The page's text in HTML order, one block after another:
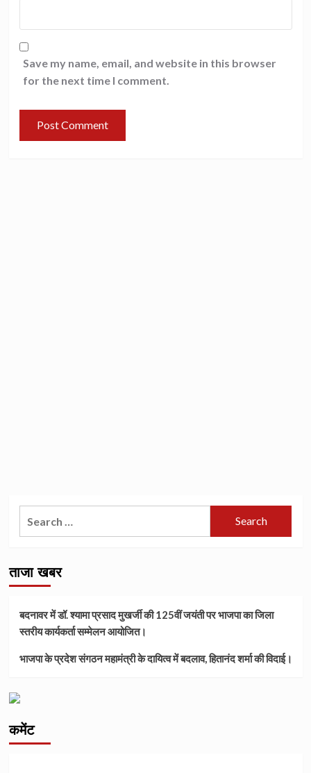
Save my name, email, and website in this browser
for the next time I comment.
ताजा खबर
बदनावर में डॉ. श्यामा प्रसाद मुखर्जी की 125वीं जयंती पर भाजपा का जिला
स्तरीय कार्यकर्ता सम्मेलन आयोजित।
भाजपा के प्रदेश संगठन महामंत्री के दायित्व में बदलाव, हितानंद शर्मा की विदाई।
कमेंट